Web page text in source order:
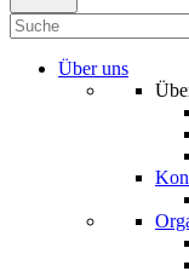
Über uns